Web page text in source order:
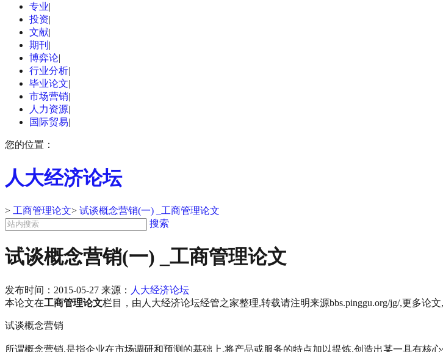
专业|
投资|
文献|
期刊 |
博弈论|
行业分析|
毕业论文|
市场营销|
人力资源|
国际贸易|
您的位置：
人大经济论坛
> 工商管理论文> 试谈概念营销(一) _工商管理论文
搜索
试谈概念营销(一) _工商管理论文
发布时间： 2015-05-27 来源： 人大经济论坛
本论文在工商管理论文栏目，由人大经济论坛经管之家整理,转载请注明来源bbs.pinggu.org/jg/,更多论
试谈概念营销
所谓概念营销,是指企业在市场调研和预测的基础上,将产品或服务的特点加以提炼,创造出某一具有